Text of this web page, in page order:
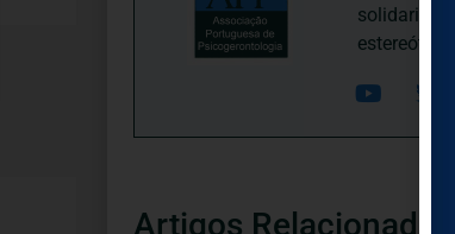
Artigos Relacionados